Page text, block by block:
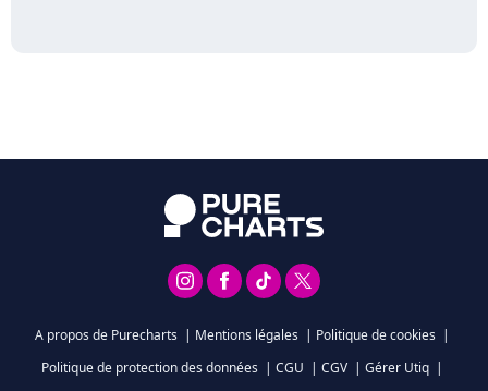
A propos de Purecharts | Mentions légales | Politique de cookies |
Politique de protection des données | CGU | CGV | Gérer Utiq |